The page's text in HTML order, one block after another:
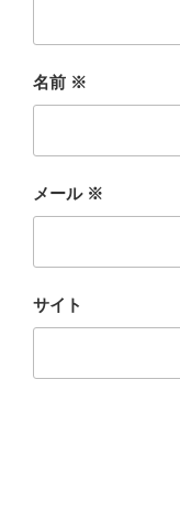
名前 ※
メール ※
サイト